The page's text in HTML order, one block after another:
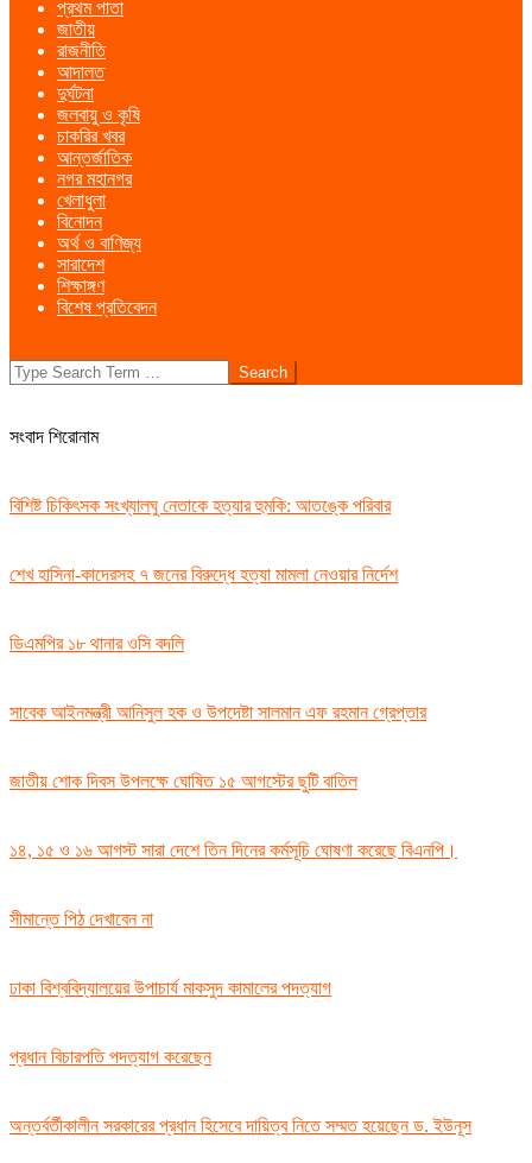
Menu
প্রথম পাতা
জাতীয়
রাজনীতি
আদালত
দুর্ঘটনা
জলবায়ু ও কৃষি
চাকরির খবর
আন্তর্জাতিক
নগর মহানগর
খেলাধুলা
বিনোদন
অর্থ ও বাণিজ্য
সারাদেশ
শিক্ষাঙ্গণ
বিশেষ প্রতিবেদন
Search
সংবাদ শিরোনাম
বিশিষ্ট চিকিৎসক সংখ্যালঘু নেতাকে হত্যার হুমকি: আতঙ্কে পরিবার
শেখ হাসিনা-কাদেরসহ ৭ জনের বিরুদ্ধে হত্যা মামলা নেওয়ার নির্দেশ
ডিএমপির ১৮ থানার ওসি বদলি
সাবেক আইনমন্ত্রী আনিসুল হক ও উপদেষ্টা সালমান এফ রহমান গ্রেপ্তার
জাতীয় শোক দিবস উপলক্ষে ঘোষিত ১৫ আগস্টের ছুটি বাতিল
১৪, ১৫ ও ১৬ আগস্ট সারা দেশে তিন দিনের কর্মসূচি ঘোষণা করেছে বিএনপি।
সীমান্তে পিঠ দেখাবেন না
ঢাকা বিশ্ববিদ্যালয়ের উপাচার্য মাকসুদ কামালের পদত্যাগ
প্রধান বিচারপতি পদত্যাগ করেছেন
অন্তর্বর্তীকালীন সরকারের প্রধান হিসেবে দায়িত্ব নিতে সম্মত হয়েছেন ড. ইউনূস